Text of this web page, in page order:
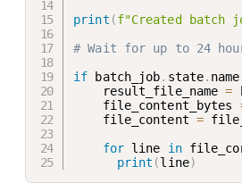
print (f"Created batch
# Wait for up to 24
if batch_job. state. name
    result_file_name
=
    file_content_bytes
    file_content
=
for line in
print (line)